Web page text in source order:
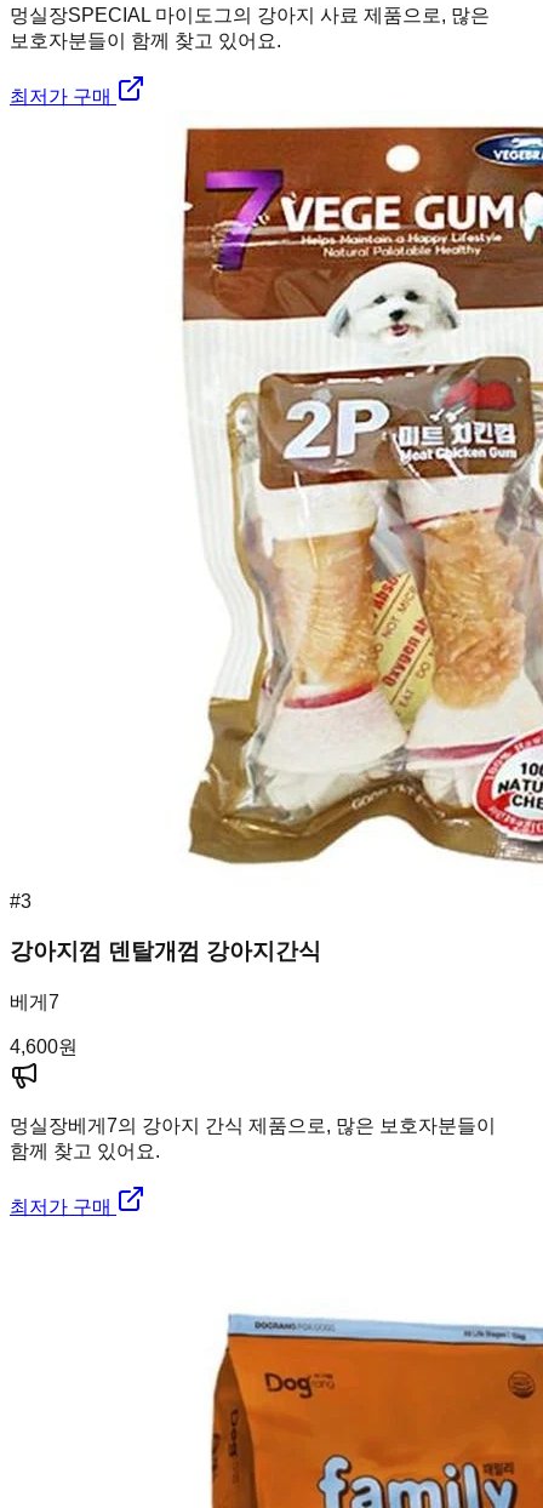
멍실장SPECIAL 마이도그의 강아지 사료 제품으로, 많은
보호자분들이 함께 찾고 있어요.
최저가 구매
#3
강아지껌 덴탈개껌 강아지간식
베게7
4,600원
멍실장베게7의 강아지 간식 제품으로, 많은 보호자분들이
함께 찾고 있어요.
최저가 구매